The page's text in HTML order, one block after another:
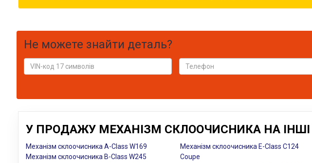
Не можете знайти деталь?
У ПРОДАЖУ МЕХАНІЗМ СКЛООЧИСНИКА НА ІНШІ
Механізм склоочисника A-Class W169
Механізм склоочисника B-Class W245
Механізм склоочисника E-Class C124
Coupe